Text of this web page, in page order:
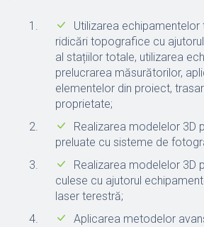
Utilizarea
ridicări topografice cu
al stațiilor totale, utilizarea
prelucrarea măsurătorilor,
elementelor din proiect,
proprietate;
Realizarea modelelor 3D
preluate cu sisteme de
Realizarea modelelor 3D
culese cu ajutorul
laser terestră;
Aplicarea metodelor